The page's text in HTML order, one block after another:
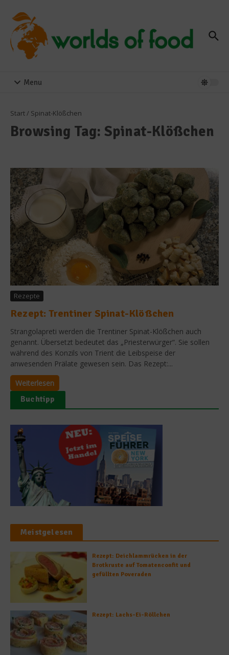
Menu
Start/ Spinat-Klößchen
Browsing Tag: Spinat-Klößchen
Rezepte
Rezept: Trentiner Spinat-Klößchen
Strangolapreti werden die Trentiner Spinat-Klößchen auch
genannt. Übersetzt bedeutet das „Priesterwürger“. Sie sollen
während des Konzils von Trient die Leibspeise der
anwesenden Prälate gewesen sein. Das Rezept:...
Weiterlesen
Buchtipp
Meistgelesen
Rezept: Deichlammrücken in der
Brotkruste auf Tomatenconfit und
gefüllten Poveraden
Rezept: Lachs-Ei-Röllchen